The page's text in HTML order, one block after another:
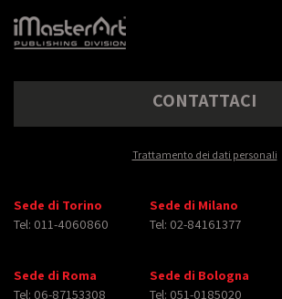
CONTATTACI
Trattamento dei dati personali
Sede di Torino
Tel: 011-4060860
Sede di Milano
Tel: 02-84161377
Sede di Roma
Tel: 06-87153308
Sede di Bologna
Tel: 051-0185020